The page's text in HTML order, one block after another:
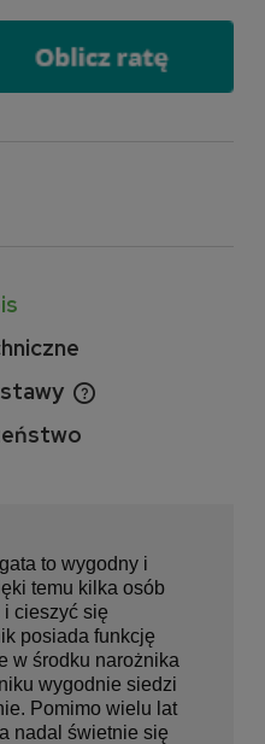
kosztów płatności
to wygodny i
temu kilka osób
cieszyć się
posiada funkcję
w środku narożnika
wygodnie siedzi
Pomimo wielu lat
nadal świetnie się